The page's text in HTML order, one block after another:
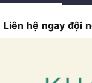
Liên hệ ngay đội